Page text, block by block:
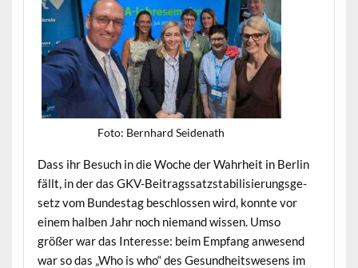
Foto: Bern­hard Seidenath
Dass ihr Besuch in die Woche der Wahrheit in Berlin
fällt, in der das GKV-Beitragssatzsta­bil­isierungs­ge­
setz vom Bun­destag beschlossen wird, kon­nte vor
einem hal­ben Jahr noch nie­mand wis­sen. Umso
größer war das Inter­esse: beim Emp­fang anwe­send
war so das „Who is who“ des Gesund­heitswe­sens im